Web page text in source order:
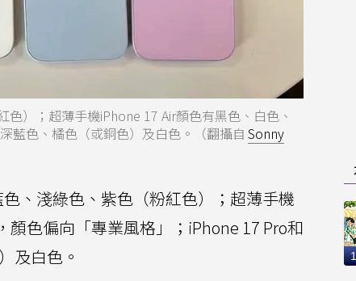
）；超薄手機iPhone 17 Air顏色有黑色、白色、
藍色、橘色（或銅色）及白色。（翻攝自 Sonny
、淺綠色、紫色（粉紅色）；超薄手機
色偏向「專業風格」；iPhone 17 Pro和
及白色。